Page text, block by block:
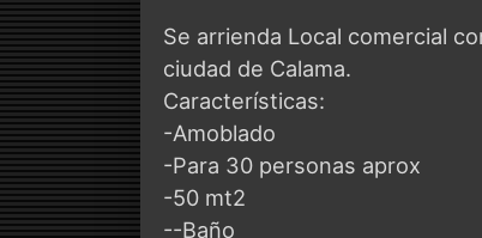
Se arrienda Local comercial
ciudad de Calama.
Características:
-Amoblado
-Para 30 personas aprox
-50 mt2
--Baño